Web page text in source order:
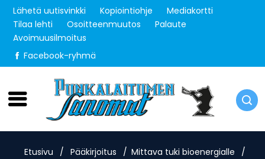
Lähetä uutisvinkki Kopiointiohje
Mediakortti
Tilaa lehti
Osoitteenmuutos
Palaute
Avoimuusilmoitus
Facebook-ryhmä
Sunnuntai 9.8.2026
Etusivu / Pääkirjoitus / Mittava tuki bioenergialle /